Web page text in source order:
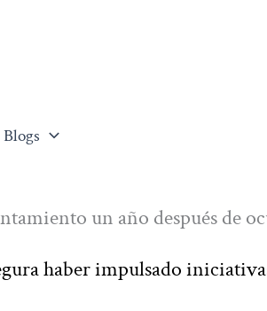
Blogs
un año después de
haber impulsado